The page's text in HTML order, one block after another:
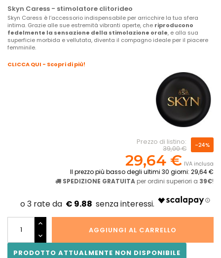
Skyn Caress - stimolatore clitorideo
Skyn Caress è l’accessorio indispensabile per arricchire la tua sfera
intima. Grazie alle sue estremità vibranti aperte, che riproducono
fedelmente la sensazione della stimolazione orale, e alla sua
superficie morbida e vellutata, diventa il compagno ideale per il piacere
femminile.
CLICCA QUI - Scopri di più!
Prezzo di listino:
39,00 €
-24%
29,64 € IVA inclusa
Il prezzo più basso degli ultimi 30 giorni: 29,64 €
SPEDIZIONE GRATUITA per ordini superiori a 39€!
€ 9.88
AGGIUNGI AL CARRELLO
PRODOTTO ATTUALMENTE NON DISPONIBILE